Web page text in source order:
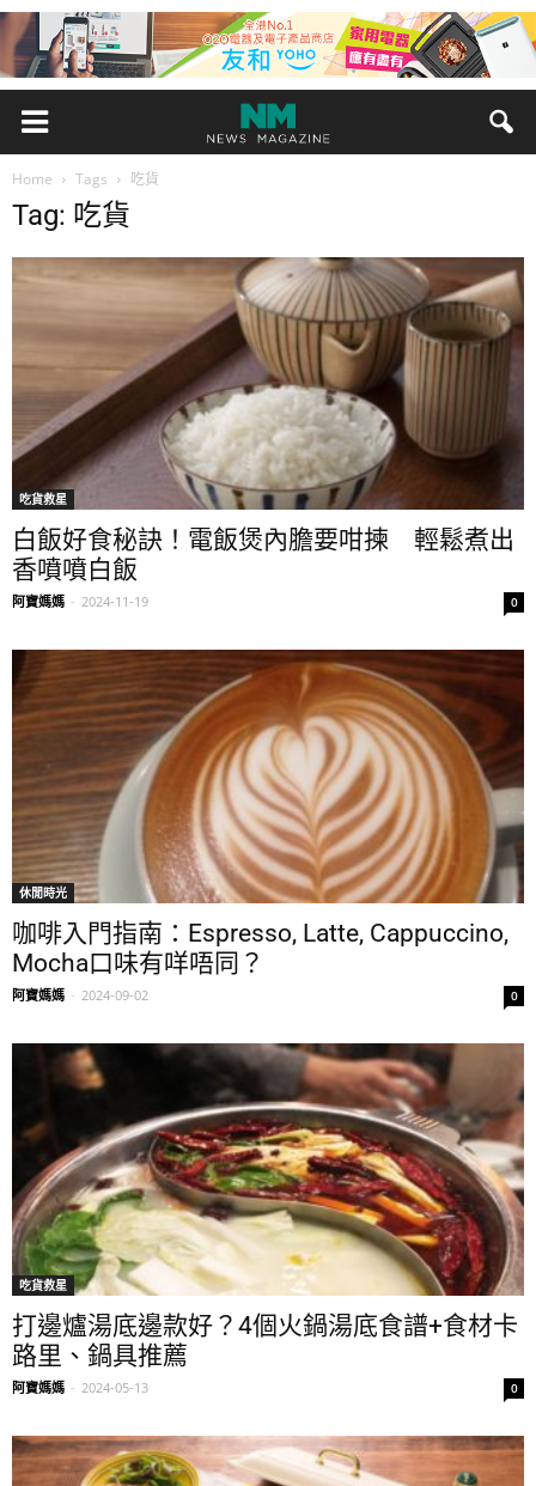
Home Tags 吃貨
Tag: 吃貨
吃貨救星
白飯好食秘訣！電飯煲內膽要咁揀 輕鬆煮出
香噴噴白飯
阿寶媽媽 - 2024-11-19 0
休閒時光
咖啡入門指南：Espresso, Latte, Cappuccino,
Mocha口味有咩唔同？
阿寶媽媽 - 2024-09-02 0
吃貨救星
打邊爐湯底邊款好？4個火鍋湯底食譜+食材卡
路里、鍋具推薦
阿寶媽媽 - 2024-05-13 0